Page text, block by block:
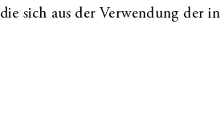
die sich aus der Verwendung der in